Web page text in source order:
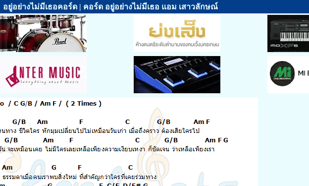
อยู่อย่างไม่มีเธอคอร์ด | คอร์ด อยู่อย่างไม่มีเธอ แอม เสาวลักษณ์